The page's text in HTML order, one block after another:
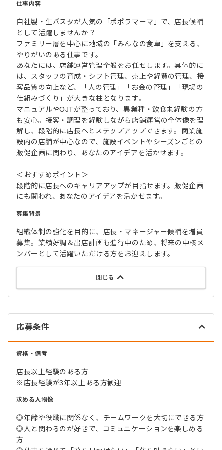
仕事内容
自社製・生パスタが人気の「ポポラマーマ」で、店長候補
として活躍しませんか？
ファミリー層を中心に地域の「みんなの食卓」を支える、
やりがいのある仕事です。
あなたには、店舗運営管理全般をお任せします。具体的に
は、スタッフの育成・シフト管理、売上や経費の管理、接
客品質の向上など、「人の管理」「お金の管理」「現場の
仕組みづくり」が大きな柱となります。
マニュアルやOJTが整っており、異業種・飲食未経験の方
も安心。接客・調理を経験しながら店舗運営の全体像を理
解し、段階的に店長へとステップアップできます。商業施
設内の店舗が中心なので、施設イベントやシーズンごとの
販促企画に関わり、あなたのアイデアを活かせます。
＜おすすめポイント＞
段階的に店長へのキャリアアップが目指せます。販促企画
にも関われ、あなたのアイデアを活かせます。
募集背景
組織体制の強化を目的に、店長・マネージャー候補を増員
募集。業績好調＆出店計画も進行中のため、将来の中核メ
ンバーとして活躍いただける方をお迎えします。
閉じる
応募条件
資格・備考
店長以上経験のある方
※店長経験が3年以上ある方歓迎
求める人物像
◎年齢や役職に関係なく、チームワークを大切にできる方
◎人と関わるのが好きで、コミュニケーションを楽しめる
方